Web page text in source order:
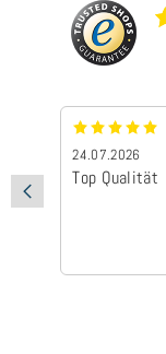
24.07.2026
Top Qualität